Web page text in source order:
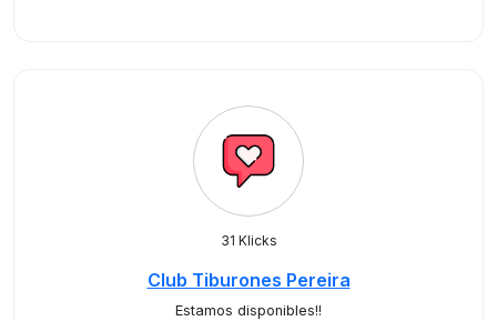
31 Klicks
Club Tiburones Pereira
Estamos disponibles!!